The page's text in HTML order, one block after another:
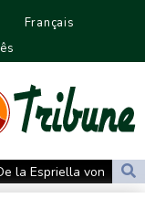
Français
la Espriella von